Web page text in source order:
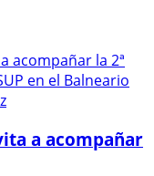
a acompañar